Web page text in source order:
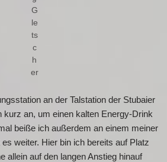
G
le
ts
c
h
er
an der Talstation der Stubaier
kurz an, um einen kalten Energy-Drink
beiße ich außerdem an einem meiner
weiter. Hier bin ich bereits auf Platz
allein auf den langen Anstieg hinauf